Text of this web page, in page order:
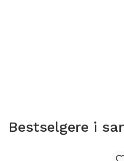
Bestselgere i